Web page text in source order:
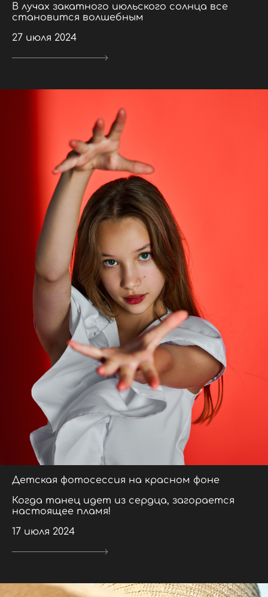
В лучах закатного июльского солнца все
становится волшебным
27 июля 2024
Детская фотосессия на красном фоне
Когда танец идет из сердца, загорается
настоящее пламя!
17 июля 2024